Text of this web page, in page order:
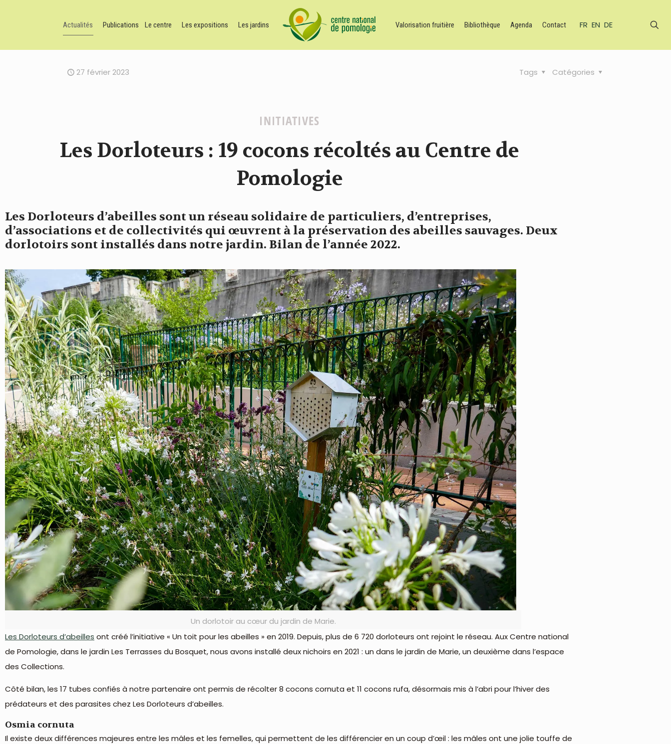
Actualités Publications Le centre Les expositions Les jardins Valorisation fruitière Bibliothèque Agenda Contact FR EN DE
27 février 2023 Catégories
Tags
INITIATIVES
Les Dorloteurs : 19 cocons récoltés au Centre de
Pomologie
Les Dorloteurs d’abeilles sont un réseau solidaire de particuliers, d’entreprises,
d’associations et de collectivités qui œuvrent à la préservation des abeilles sauvages. Deux
dorlotoirs sont installés dans notre jardin. Bilan de l’année 2022.
Un dorlotoir au cœur du jardin de Marie.
Les Dorloteurs d’abeilles ont créé l’initiative « Un toit pour les abeilles » en 2019. Depuis, plus de 6 720 dorloteurs ont rejoint le réseau. Aux Centre national
de Pomologie, dans le jardin Les Terrasses du Bosquet, nous avons installé deux nichoirs en 2021 : un dans le jardin de Marie, un deuxième dans l’espace
des Collections.
Côté bilan, les 17 tubes confiés à notre partenaire ont permis de récolter 8 cocons cornuta et 11 cocons rufa, désormais mis à l’abri pour l’hiver des
prédateurs et des parasites chez Les Dorloteurs d’abeilles.
Osmia cornuta
Il existe deux différences majeures entre les mâles et les femelles, qui permettent de les différencier en un coup d’œil : les mâles ont une jolie touffe de